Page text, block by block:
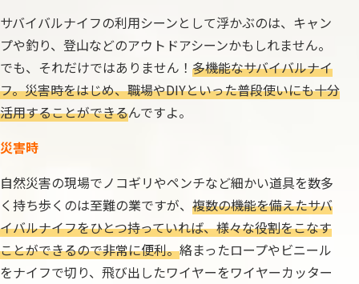
サバイバルナイフの利用シーンとして浮かぶのは、キャン
プや釣り、登山などのアウトドアシーンかもしれません。
でも、それだけではありません！ 多機能なサバイバルナイ
フ。災害時をはじめ、職場やDIYといった普段使いにも十分
活用することができるんですよ。
災害時
自然災害の現場でノコギリやペンチなど細かい道具を数多
く持ち歩くのは至難の業ですが、 複数の機能を備えたサバ
イバルナイフをひとつ持っていれば、様々な役割をこなす
ことができるので非常に便利。絡まったロープやビニール
をナイフで切り、飛び出したワイヤーをワイヤーカッター